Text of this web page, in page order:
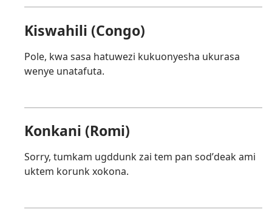
Kiswahili (Congo)
Pole, kwa sasa hatuwezi kukuonyesha ukurasa
wenye unatafuta.
Konkani (Romi)
Sorry, tumkam ugddunk zai tem pan sodʼdeak ami
uktem korunk xokona.